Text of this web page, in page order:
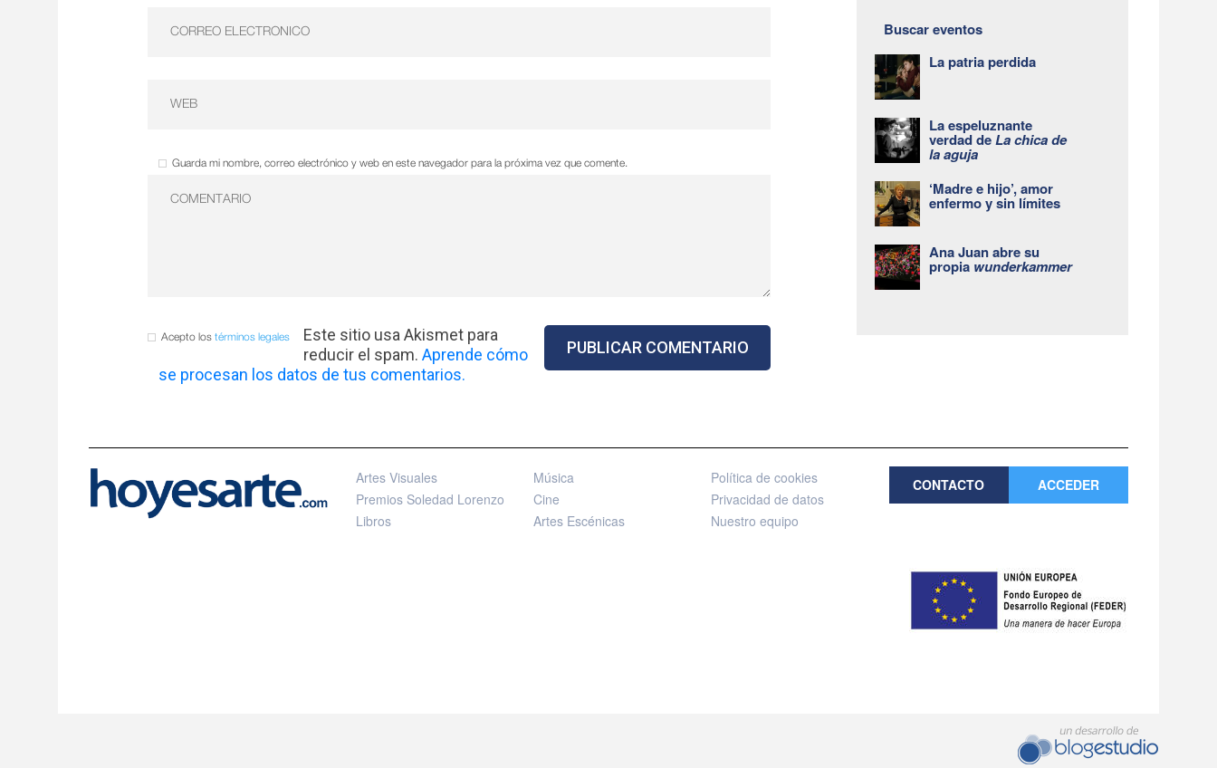
Guarda mi nombre, correo electrónico y web en este navegador para la próxima vez que comente.
Acepto los términos legales
Este sitio usa Akismet para
reducir el spam. Aprende cómo
se procesan los datos de tus comentarios.
Buscar eventos
La patria perdida
La espeluznante
verdad deLa chica de
la aguja
‘Madre e hijo’, amor
enfermo y sin límites
Ana Juan abre su
propia wunderkammer
Artes Visuales
Premios Soledad Lorenzo
Libros
Música
Cine
Artes Escénicas
Política de cookies
Privacidad de datos
Nuestro equipo
CONTACTO ACCEDER